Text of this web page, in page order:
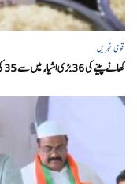
قومی خبریں
کھانے پینے کی 36 بڑی اشیاء میں سے 35 کی قیمتوں میں اضافہ